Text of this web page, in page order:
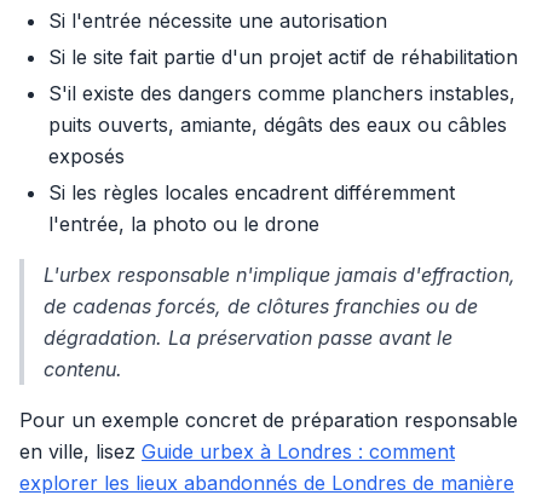
Si l'entrée nécessite une autorisation
Si le site fait partie d'un projet actif de réhabilitation
S'il existe des dangers comme planchers instables,
puits ouverts, amiante, dégâts des eaux ou câbles
exposés
Si les règles locales encadrent différemment
l'entrée, la photo ou le drone
L'urbex responsable n'implique jamais d'effraction,
de cadenas forcés, de clôtures franchies ou de
dégradation. La préservation passe avant le
contenu.
Pour un exemple concret de préparation responsable
en ville, lisez Guide urbex à Londres : comment
explorer les lieux abandonnés de Londres de manière